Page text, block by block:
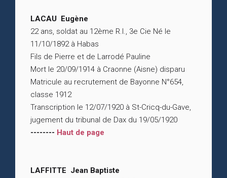
LACAU Eugène
22 ans, soldat au 12ème R.I., 3e Cie Né le
11/10/1892 à Habas
Fils de Pierre et de Larrodé Pauline
Mort le 20/09/1914 à Craonne (Aisne) disparu
Matricule au recrutement de Bayonne N°654,
classe 1912
Transcription le 12/07/1920 à St-Cricq-du-Gave,
jugement du tribunal de Dax du 19/05/1920
-------- Haut de page
LAFFITTE Jean Baptiste